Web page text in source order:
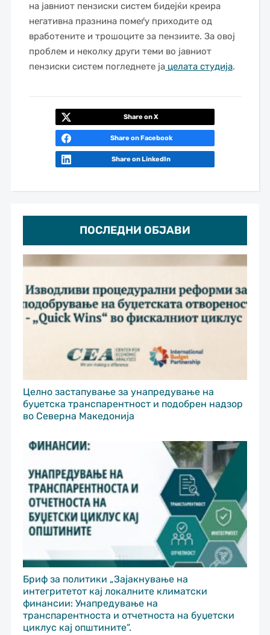
ПОСЛЕДНИ ОБЈАВИ
Целно застапување за унапредување на
буџетска транспарентност и подобрен надзор
во Северна Македонија
Бриф за политики „Зајакнување на
интегритетот кај локалните климатски
финансии: Унапредување на
транспарентноста и отчетноста на буџетски
циклус кај општините“.
на јавниот пензиски систем бидејќи креира
негативна празнина помеѓу приходите од
вработените и трошоците за пензиите. За овој
проблем и неколку други теми во јавниот
пензиски систем погледнете јацелата студија.
Share on X
Share on Facebook
Share on LinkedIn